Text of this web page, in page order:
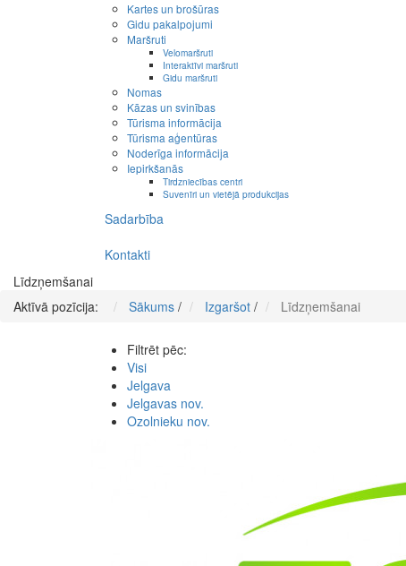
Kartes un brošūras
Gidu pakalpojumi
Maršruti
Velomaršruti
Interaktīvi maršruti
Gidu maršruti
Nomas
Kāzas un svinības
Tūrisma informācija
Tūrisma aģentūras
Noderīga informācija
Iepirkšanās
Tirdzniecības centri
Suvenīri un vietējā produkcijas
Sadarbība
Kontakti
Līdzņemšanai
Aktīvā pozīcija:
Sākums / Izgaršot / Līdzņemšanai
Filtrēt pēc:
Visi
Jelgava
Jelgavas nov.
Ozolnieku nov.